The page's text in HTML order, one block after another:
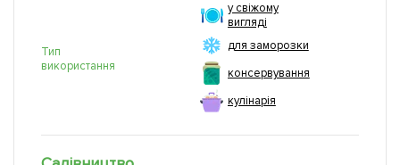
Тип
використання
у свіжому
вигляді
для заморозки
консервування
кулінарія